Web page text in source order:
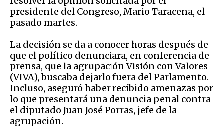
presidente del Congreso, Mario Taracena, el
pasado martes.
La decisión se da a conocer horas después de
que el político denunciara, en conferencia de
prensa, que la agrupación Visión con Valores
(VIVA), buscaba dejarlo fuera del Parlamento.
Incluso, aseguró haber recibido amenazas por
lo que presentará una denuncia penal contra
el diputado Juan José Porras, jefe de la
agrupación.